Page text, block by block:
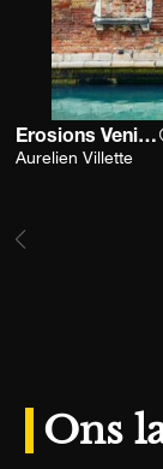
Erosions Venitiennes Ii
Aurelien Villette
Ons